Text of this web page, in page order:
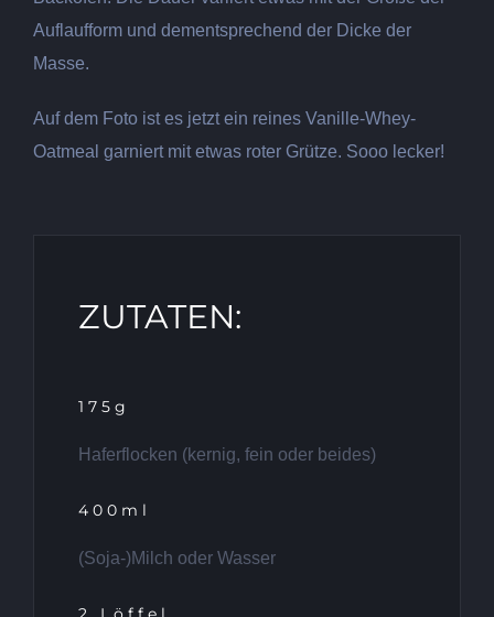
Auflaufform und dementsprechend der Dicke der
Masse.
Auf dem Foto ist es jetzt ein reines Vanille-Whey-
Oatmeal garniert mit etwas roter Grütze. Sooo lecker!
ZUTATEN:
175g
Haferflocken (kernig, fein oder beides)
400ml
(Soja-)Milch oder Wasser